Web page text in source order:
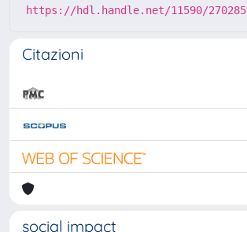
https://hdl.handle.net/11590/270285
Citazioni
social impact